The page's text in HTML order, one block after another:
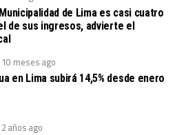
de Lima es casi cuatro
de sus ingresos, advierte el
10 meses ago
en Lima subirá 14,5% desde enero
2 años ago